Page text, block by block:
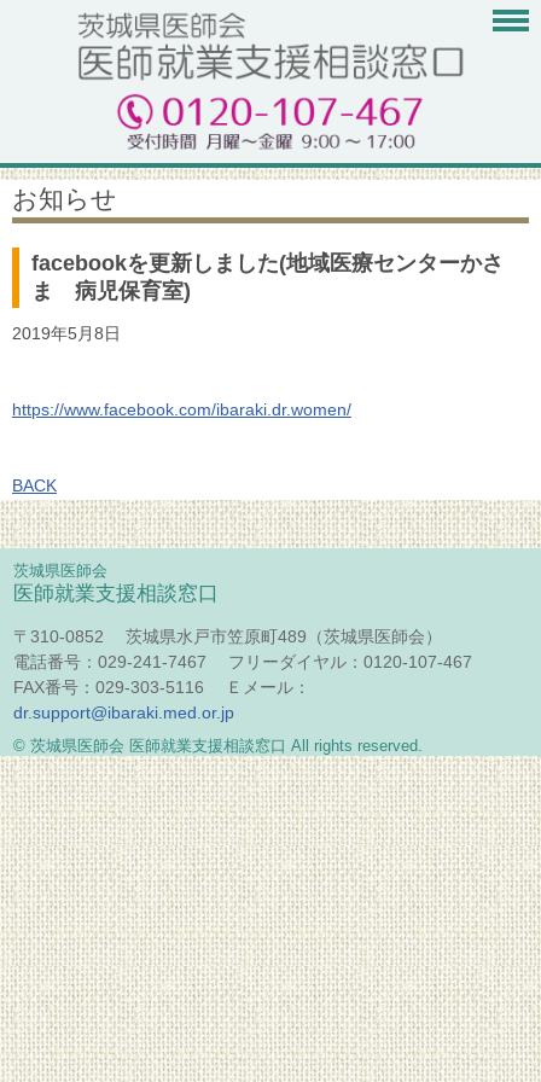
お知らせ
facebookを更新しました(地域医療センターかさ
ま 病児保育室)
2019年5月8日
https://www.facebook.com/ibaraki.dr.women/
BACK
茨城県医師会
医師就業支援相談窓口
〒310-0852 茨城県水戸市笠原町489（茨城県医師会）
電話番号：029-241-7467 フリーダイヤル：0120-107-467
FAX番号：029-303-5116 Ｅメール：
dr.support@ibaraki.med.or.jp
© 茨城県医師会 医師就業支援相談窓口 All rights reserved.